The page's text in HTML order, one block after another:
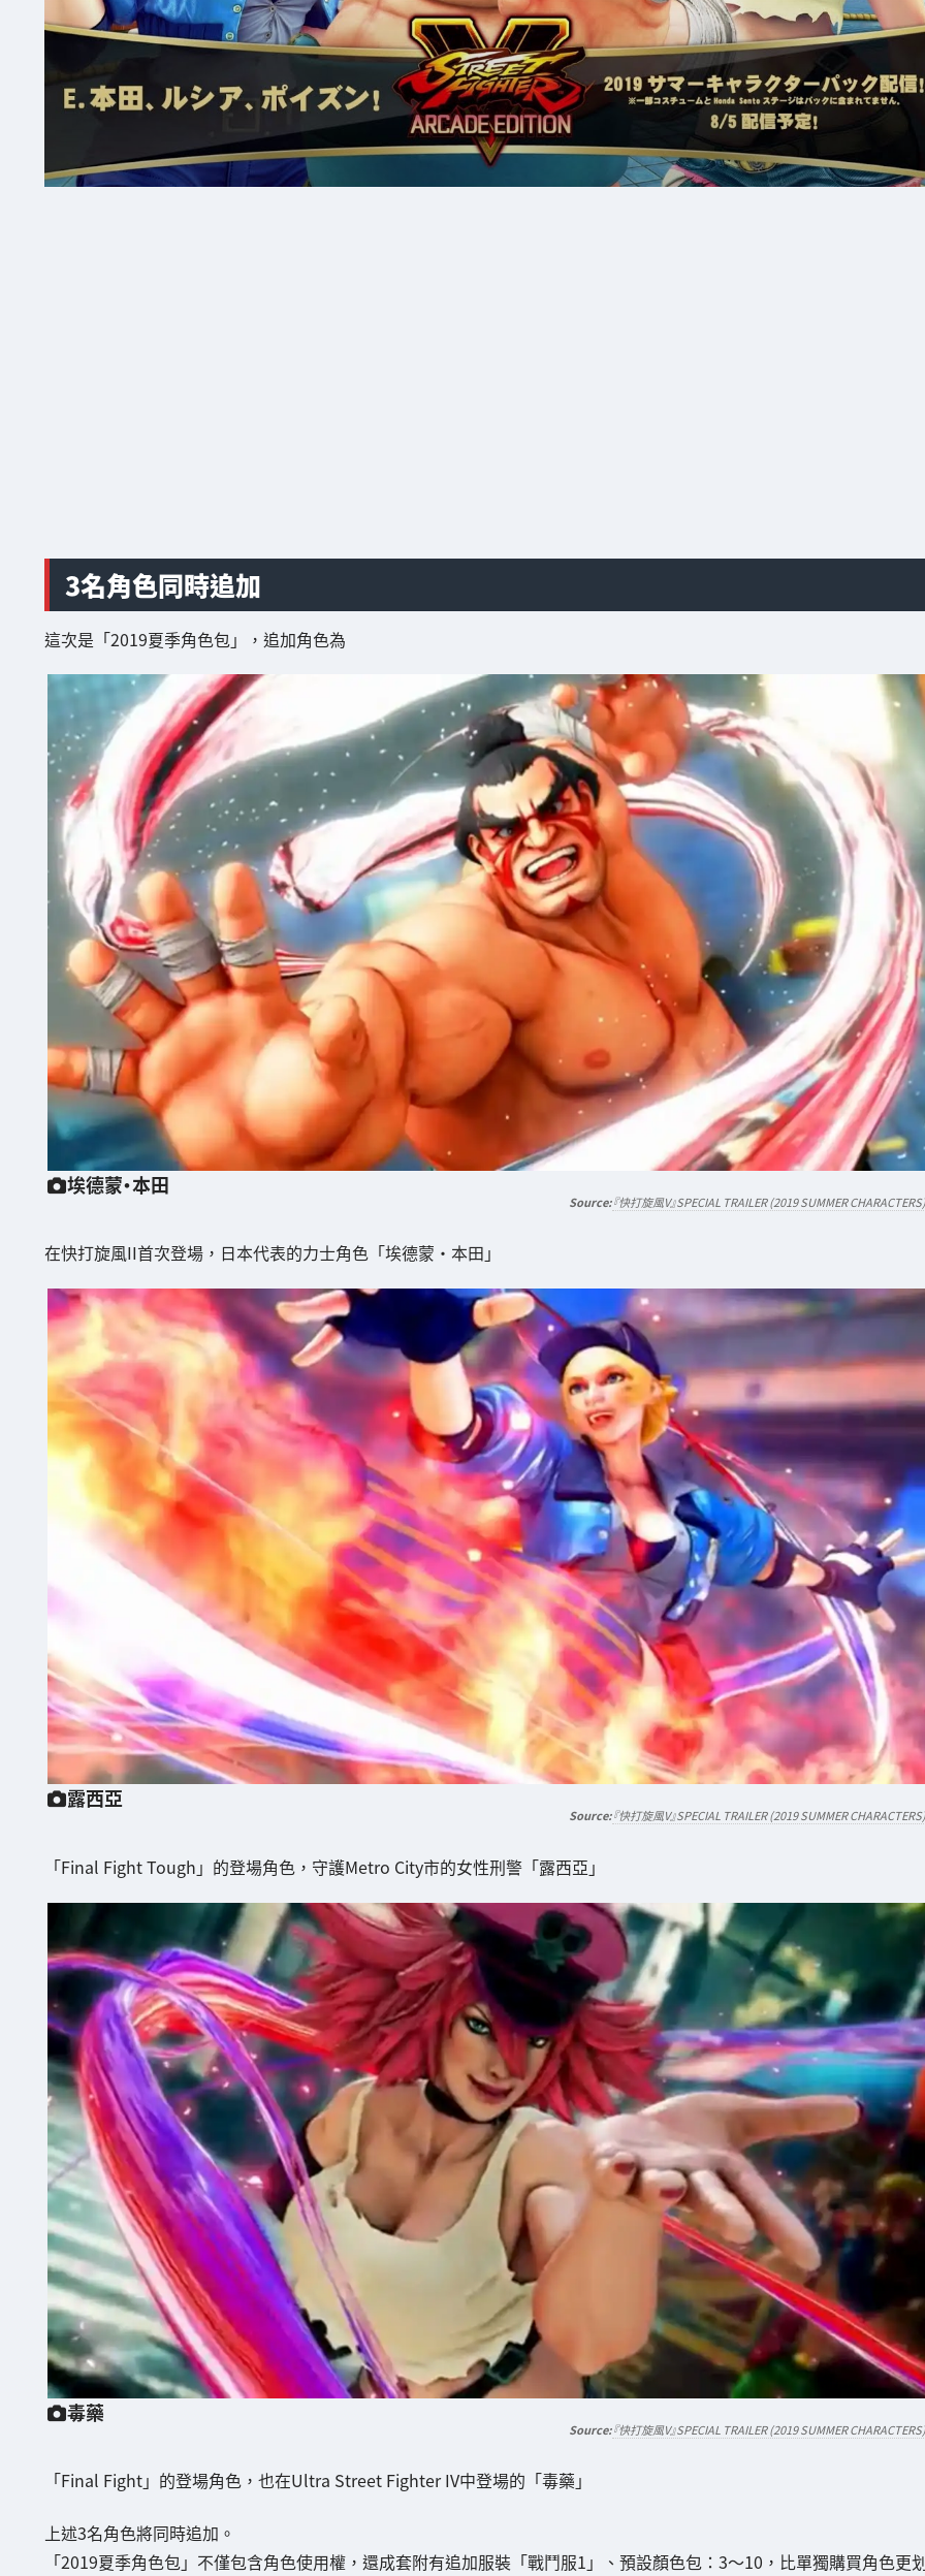
3名角色同時追加
這次是「2019夏季角色包」，追加角色為
埃德蒙·本田
『快打旋風V』SPECIAL TRAILER (2019 SUMMER CHARACTERS)
在快打旋風II首次登場，日本代表的力士角色「埃德蒙·本田」
露西亞
『快打旋風V』SPECIAL TRAILER (2019 SUMMER CHARACTERS)
「Final Fight Tough」的登場角色，守護Metro City市的女性刑警「露西亞」
毒藥
『快打旋風V』SPECIAL TRAILER (2019 SUMMER CHARACTERS)
「Final Fight」的登場角色，也在Ultra Street Fighter IV中登場的「毒藥」
上述3名角色將同時追加。
「2019夏季角色包」不僅包含角色使用權，還成套附有追加服裝「戰鬥服1」、預設顏色包：3～10，比單獨購買角色更